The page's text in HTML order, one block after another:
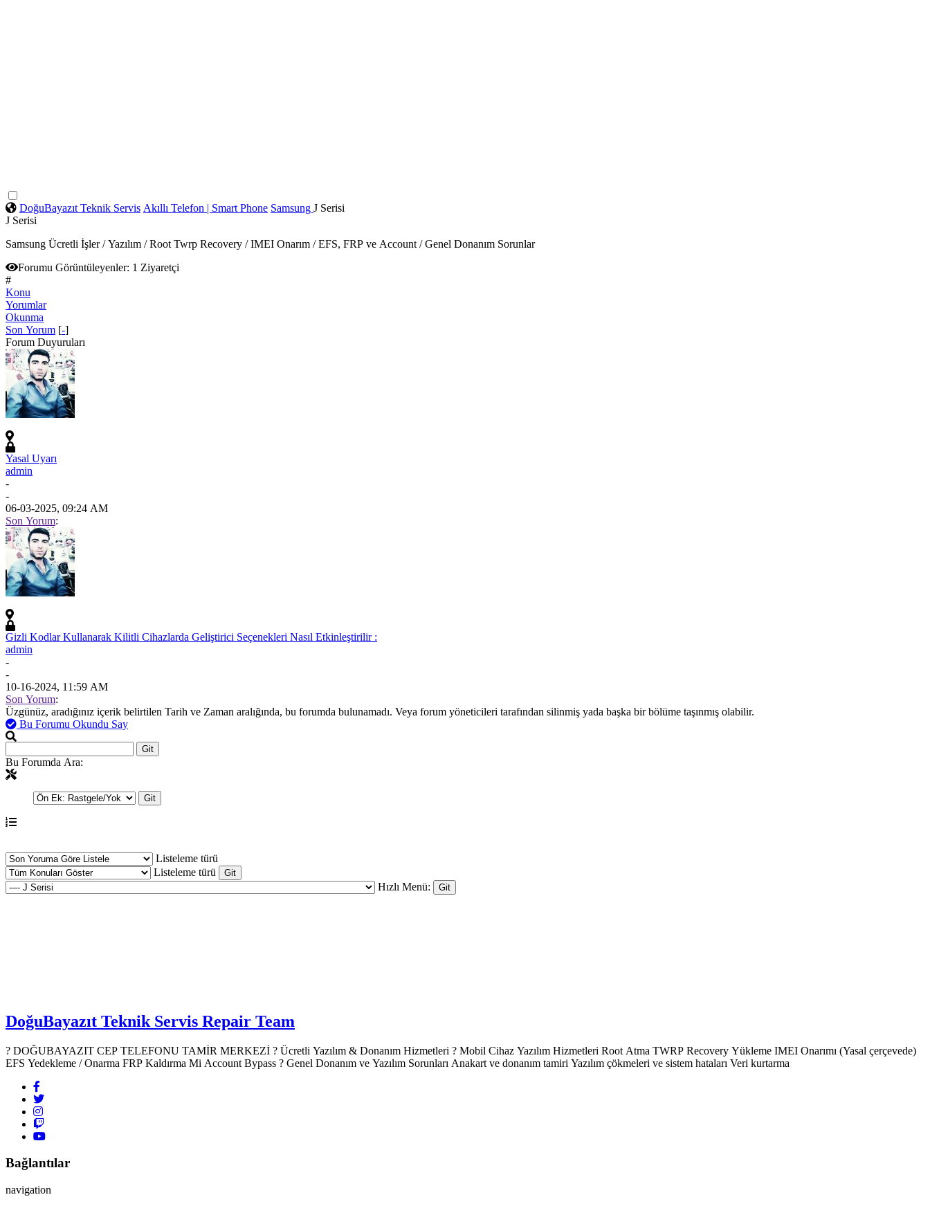
DoğuBayazıt Teknik Servis Akıllı Telefon | Smart Phone Samsung J Serisi
J Serisi
Samsung Ücretli İşler / Yazılım / Root Twrp Recovery / IMEI Onarım / EFS, FRP ve Account / Genel Donanım Sorunlar
Forumu Görüntüleyenler: 1 Ziyaretçi
#
Konu
Yorumlar
Okunma
Son Yorum [-]
Forum Duyuruları
Yasal Uyarı
admin
-
-
06-03-2025, 09:24 AM
Son Yorum:
Gizli Kodlar Kullanarak Kilitli Cihazlarda Geliştirici Seçenekleri Nasıl Etkinleştirilir :
admin
-
-
10-16-2024, 11:59 AM
Son Yorum:
Üzgünüz, aradığınız içerik belirtilen Tarih ve Zaman aralığında, bu forumda bulunamadı. Veya forum yöneticileri tarafından silinmiş yada başka bir bölüme taşınmış olabilir.
Bu Forumu Okundu Say
Bu Forumda Ara:
Listeleme türü
Listeleme türü
Hızlı Menü:
DoğuBayazıt Teknik Servis Repair Team
? DOĞUBAYAZIT CEP TELEFONU TAMİR MERKEZİ ?️ Ücretli Yazılım & Donanım Hizmetleri ? Mobil Cihaz Yazılım Hizmetleri Root Atma TWRP Recovery Yükleme IMEI Onarımı (Yasal çerçevede)
EFS Yedekleme / Onarma FRP Kaldırma Mi Account Bypass ? Genel Donanım ve Yazılım Sorunları Anakart ve donanım tamiri Yazılım çökmeleri ve sistem hataları Veri kurtarma
Bağlantılar
navigation